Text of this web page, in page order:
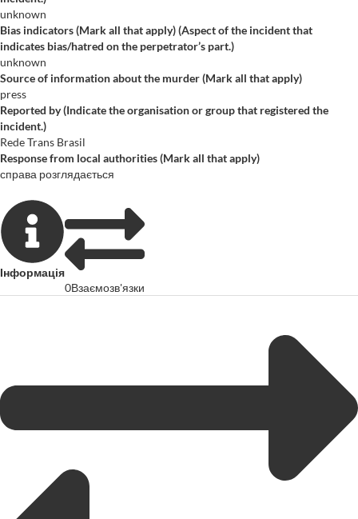
unknown
Bias indicators (Mark all that apply) (Aspect of the incident that
indicates bias/hatred on the perpetrator’s part.)
unknown
Source of information about the murder (Mark all that apply)
press
Reported by (Indicate the organisation or group that registered the
incident.)
Rede Trans Brasil
Response from local authorities (Mark all that apply)
справа розглядається
Інформація
0Взаємозв'язки